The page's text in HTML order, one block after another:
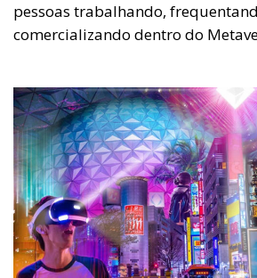
pessoas trabalhando,
comercializando dentro do